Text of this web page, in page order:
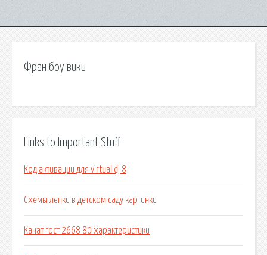
Фран боу вики
Links to Important Stuff
Код активации для virtual dj 8
Схемы лепки в детском саду картинки
Канат гост 2668 80 характеристики